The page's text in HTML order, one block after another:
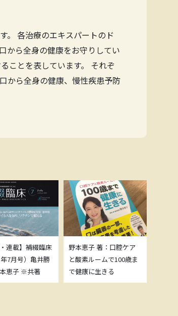
。 各治療のエキスパートのド
から全身の健康をお守りしてい
ことを表しています。 それぞ
から全身の健康、慢性疾患予防
・連載】補綴臨床
年7月号）亀井勝
恵子 ※共著
野本恵子 著：口腔ケア
と酸素ルームで100歳ま
で健康に生きる